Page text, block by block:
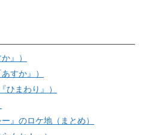
』）
すか』）
ひまわり』）
』のロケ地（まとめ）